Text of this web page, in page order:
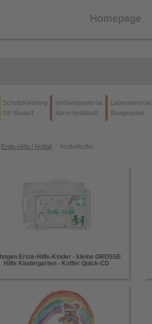
Homepage
Schutzkleidung
OP-Bedarf
Verbandmaterial
Sprechstdbedf.
Labormaterial
Reagenzien
Erste-Hilfe / Notfall Notfallkoffer
Erste-Hilfe-Kinder - kleine GROSSE
Hilfe Kindergarten - Koffer Quick-CD